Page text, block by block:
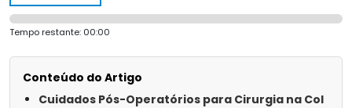
Tempo restante: 00:00
Conteúdo do Artigo
Cuidados Pós-Operatórios para Cirurgia na Col